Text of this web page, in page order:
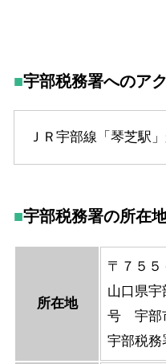
宇部税務署へのア
ＪＲ宇部線「琴芝駅
宇部税務署の所在
所在地
〒７５５
山口県宇
号 宇部
宇部税務